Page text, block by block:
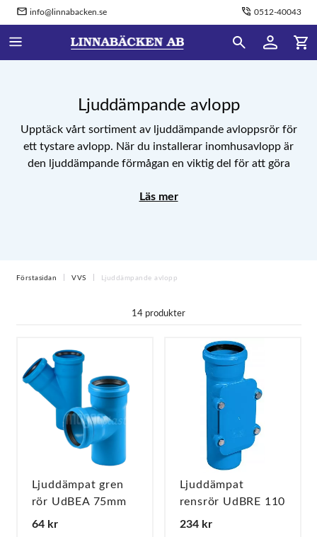
info@linnabacken.se 0512-40043
Ljuddämpande avlopp
Upptäck vårt sortiment av ljuddämpande avloppsrör för
ett tystare avlopp. När du installerar inomhusavlopp är
den ljuddämpande förmågan en viktig del för att göra
brett utbud av ljudisolerade avloppsrör för ett ljuddämpat
Läs mer
Förstasidan VVS Ljuddämpande avlopp
14 produkter
Ljuddämpat gren
rör UdBEA 75mm
64 kr
Ljuddämpat
rensrör UdBRE 110
234 kr